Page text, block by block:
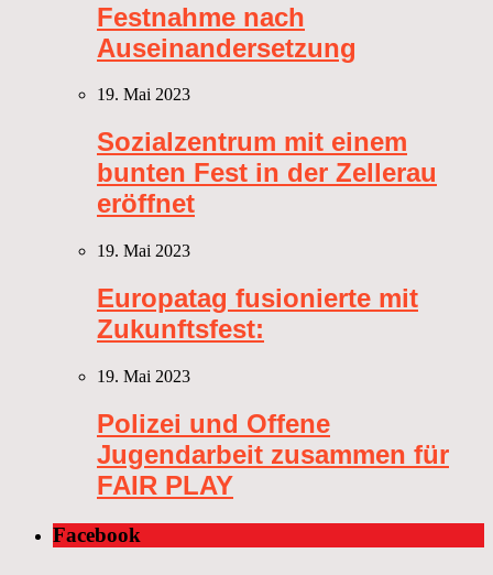
Festnahme nach
Auseinandersetzung
19. Mai 2023
Sozialzentrum mit einem
bunten Fest in der Zellerau
eröffnet
19. Mai 2023
Europatag fusionierte mit
Zukunftsfest:
19. Mai 2023
Polizei und Offene
Jugendarbeit zusammen für
FAIR PLAY
Facebook